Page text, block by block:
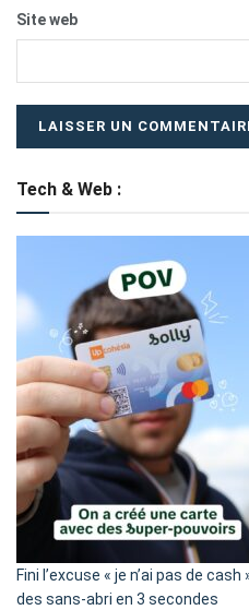
Site web
Tech & Web :
Fini l’excuse « je n’ai pas de
des sans-abri en 3 secondes